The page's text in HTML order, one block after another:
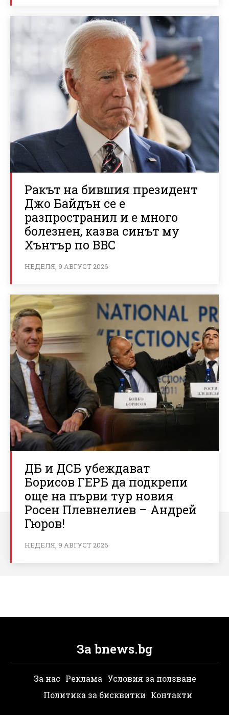
Ракът на бившия президент
Джо Байдън се е
разпространил и е много
болезнен, казва синът му
Хънтър по BBC
НЕДЕЛЯ, 9 АВГУСТ 2026
ДБ и ДСБ убеждават
Борисов ГЕРБ да подкрепи
още на първи тур новия
Росен Плевнелиев – Андрей
Гюров!
НЕДЕЛЯ, 9 АВГУСТ 2026
За bnews.bg
За нас Реклама Условия за ползване
Политика за бисквитки Контакти